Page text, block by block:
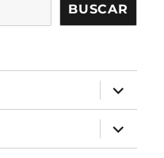
BUSCAR
expandir
el
menú
inferior
expandir
el
menú